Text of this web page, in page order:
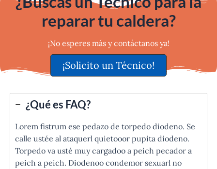
reparar tu caldera?
¡No esperes más y contáctanos ya!
¡Solicito un Técnico!
¿Qué es FAQ?
Lorem fistrum ese pedazo de torpedo diodeno. Se
calle ustée al ataquerl quietooor pupita diodeno.
Torpedo va usté muy cargadoo a peich pecador a
peich a peich. Diodenoo condemor sexuarl no